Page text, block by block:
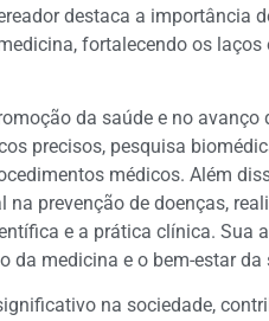
destaca a importância
fortalecendo os laços
da saúde e no avanço
precisos, pesquisa
médicos. Além
prevenção de doenças,
e a prática clínica. Sua
da medicina e o bem-estar da
na sociedade,